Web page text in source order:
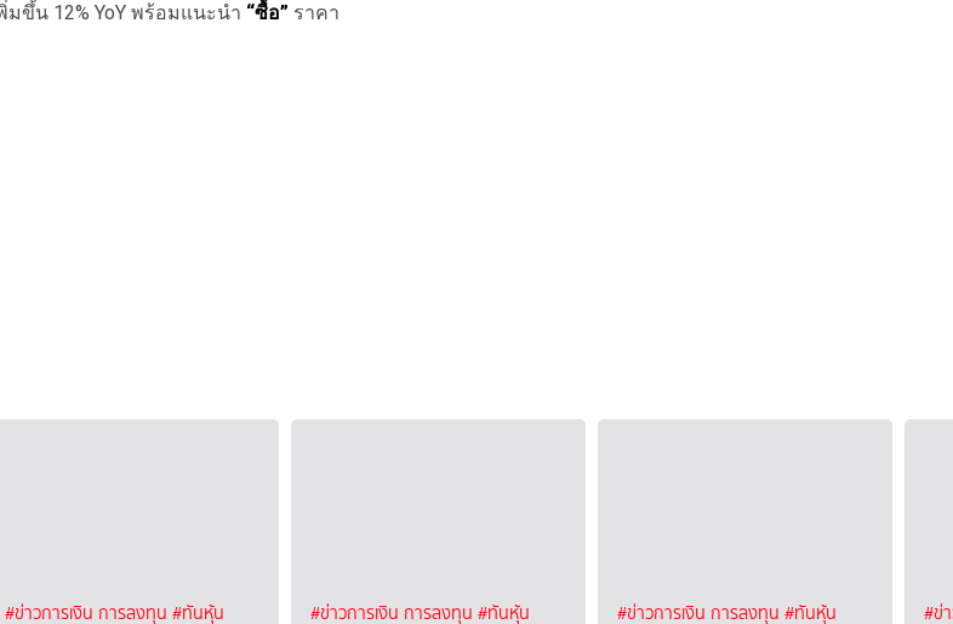
มขึ้น 12% YoY พร้อมแนะนำ “ซื้อ” ราคา
#ข่าวการเงิน การลงทุน #ทันหุ้น #ข่าวการเงิน การลงทุน#ทันหุ้น #ข่าวการเงิน การลงทุน#ทันหุ้น #ข่